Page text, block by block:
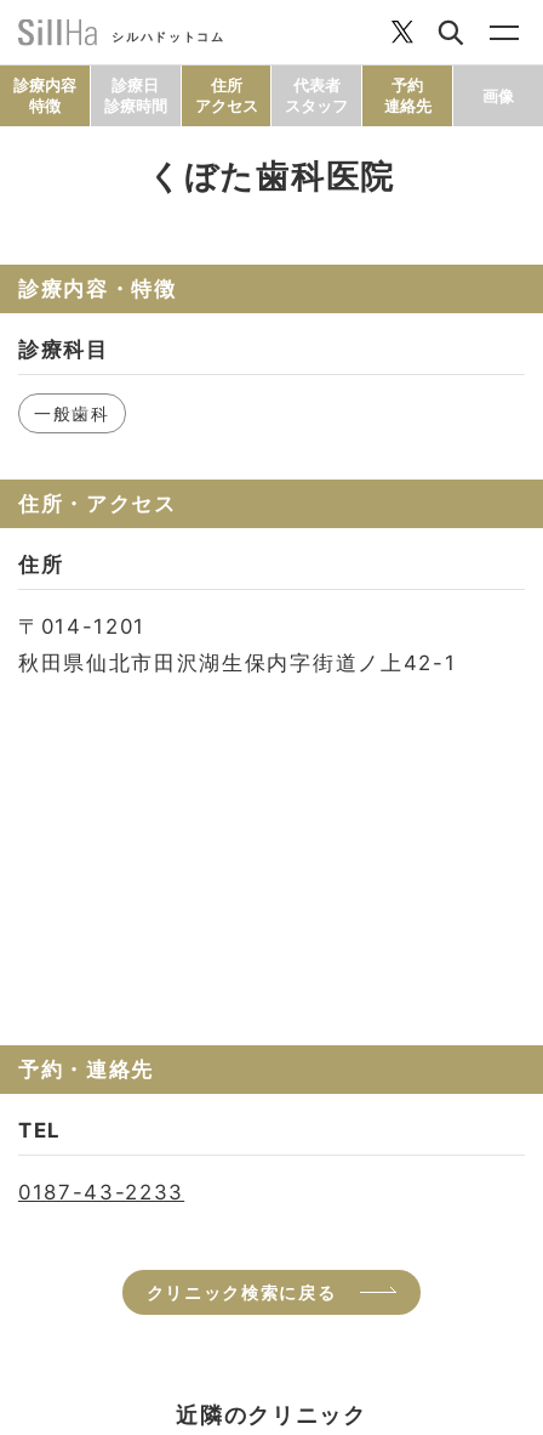
シルハドットコム
診療内容
特徴
診療日
診療時間
住所
アクセス
代表者
スタッフ
予約
連絡先
画像
くぼた歯科医院
診療内容・特徴
診療科目
一般歯科
住所・アクセス
住所
〒014-1201
秋田県仙北市田沢湖生保内字街道ノ上42-1
予約・連絡先
TEL
0187-43-2233
クリニック検索に戻る
近隣のクリニック